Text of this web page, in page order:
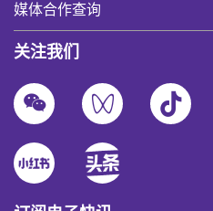
媒体合作查询
关注我们